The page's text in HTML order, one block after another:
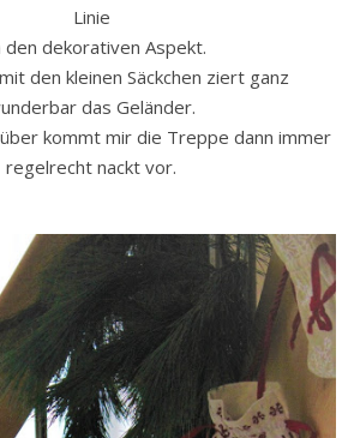
Linie
den dekorativen Aspekt.
den kleinen Säckchen ziert ganz
das Geländer.
kommt mir die Treppe dann immer
regelrecht nackt vor.